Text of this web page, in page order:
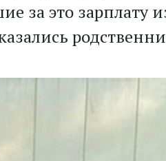
за это зарплату